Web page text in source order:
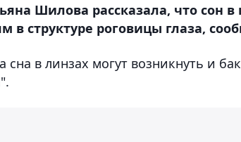
Шилова рассказала, что сон
в структуре роговицы глаза,
сна в линзах могут возникнуть и